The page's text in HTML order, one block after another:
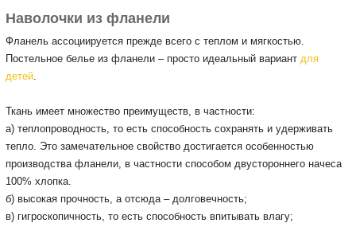
Наволочки из фланели
Фланель ассоциируется прежде всего с теплом и мягкостью.
Постельное белье из фланели – просто идеальный вариант для
детей.
Ткань имеет множество преимуществ, в частности:
а) теплопроводность, то есть способность сохранять и удерживать
тепло. Это замечательное свойство достигается особенностью
производства фланели, в частности способом двустороннего начеса
100% хлопка.
б) высокая прочность, а отсюда – долговечность;
в) гигроскопичность, то есть способность впитывать влагу;